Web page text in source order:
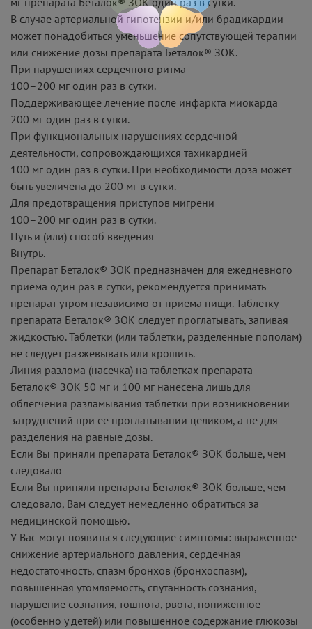
В случае артериальной гипотензии и/или брадикардии
может понадобиться уменьшение сопутствующей терапии
или снижение дозы препарата Беталок® ЗОК.
При нарушениях сердечного ритма
100–200 мг один раз в сутки.
Поддерживающее лечение после инфаркта миокарда
200 мг один раз в сутки.
При функциональных нарушениях сердечной
деятельности, сопровождающихся тахикардией
100 мг один раз в сутки. При необходимости доза может
быть увеличена до 200 мг в сутки.
Для предотвращения приступов мигрени
100–200 мг один раз в сутки.
Путь и (или) способ введения
Внутрь.
Препарат Беталок® ЗОК предназначен для ежедневного
приема один раз в сутки, рекомендуется принимать
препарат утром независимо от приема пищи. Таблетку
препарата Беталок® ЗОК следует проглатывать, запивая
жидкостью. Таблетки (или таблетки, разделенные пополам)
не следует разжевывать или крошить.
Линия разлома (насечка) на таблетках препарата
Беталок® ЗОК 50 мг и 100 мг нанесена лишь для
облегчения разламывания таблетки при возникновении
затруднений при ее проглатывании целиком, а не для
разделения на равные дозы.
Если Вы приняли препарата Беталок® ЗОК больше, чем
следовало
Если Вы приняли препарата Беталок® ЗОК больше, чем
следовало, Вам следует немедленно обратиться за
медицинской помощью.
У Вас могут появиться следующие симптомы: выраженное
снижение артериального давления, сердечная
недостаточность, спазм бронхов (бронхоспазм),
повышенная утомляемость, спутанность сознания,
нарушение сознания, тошнота, рвота, пониженное
(особенно у детей) или повышенное содержание глюкозы